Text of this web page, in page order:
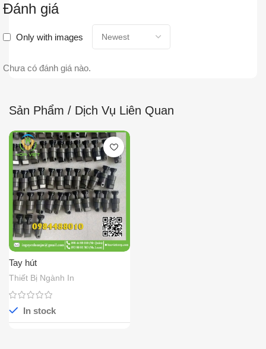
Đánh giá
Only with images
Chưa có đánh giá nào.
Sản Phẩm / Dịch Vụ Liên Quan
Tay hút
Thiết Bị Ngành In
In stock